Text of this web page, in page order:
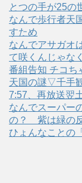
とつの手が25の
なんで歩行者天
すため
なんでアサガオ
て咲くんじゃな
番組告知 チコ
天国の謎▽千手
7:57、再放送翌
なんでスーパー
の？ 紫は緑の
ひょんなことの